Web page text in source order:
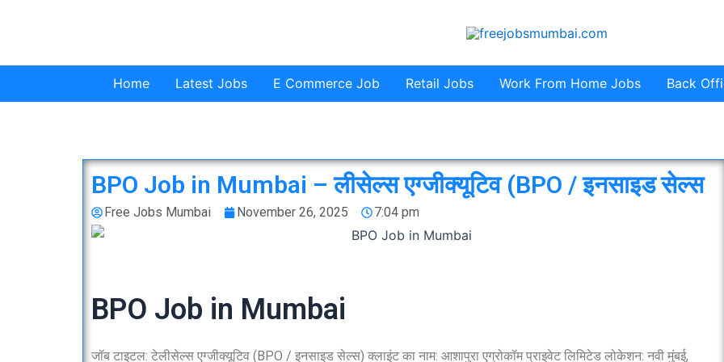
Home
Latest Jobs E Commerce Job Retail Jobs Work From Home Jobs Back
BPO Job in Mumbai – लीसेल्स एग्जीक्यूटिव (BPO / इनसाइड सेल्स
Free Jobs Mumbai November 26, 2025 7:04 pm
BPO Job in Mumbai
जॉब टाइटल: टेलीसेल्स एग्जीक्यूटिव (BPO / इनसाइड सेल्स) क्लाइंट का नाम: आशापुरा एग्रोकॉम प्राइवेट लिमिटेड लोकेशन: नवी मुंबई,